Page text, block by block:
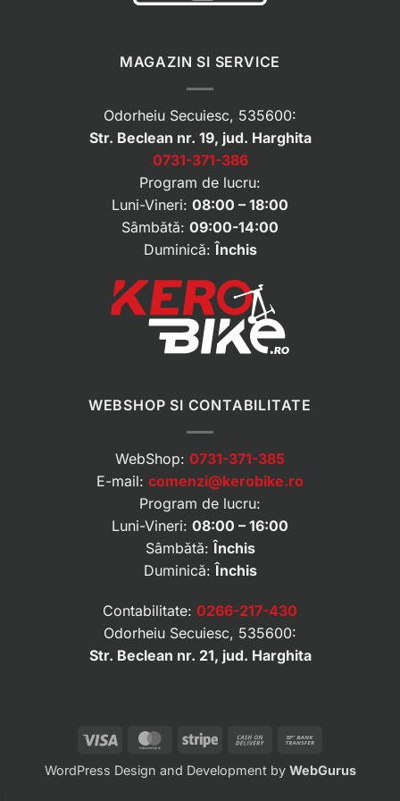
MAGAZIN SI SERVICE
Odorheiu Secuiesc, 535600:
Str. Beclean nr. 19, jud. Harghita
0731-371-386
Program de lucru:
Luni-Vineri: 08:00 – 18:00
Sâmbătă: 09:00-14:00
Duminică:Închis
WEBSHOP SI CONTABILITATE
WebShop: 0731-371-385
E-mail: comenzi@kerobike.ro
Program de lucru:
Luni-Vineri: 08:00 – 16:00
Sâmbătă:Închis
Duminică:Închis
Contabilitate: 0266-217-430
Odorheiu Secuiesc, 535600:
Str. Beclean nr. 21, jud. Harghita
Visa MasterCard
Stripe
Cash
Delivery
WordPress Design and Development by WebGurus